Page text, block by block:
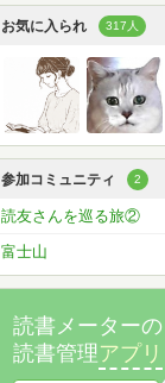
お気に入られ 317人
参加コミュニティ 2
読友さんを巡る旅②
富士山
読書メーターの
読書管理アプリ